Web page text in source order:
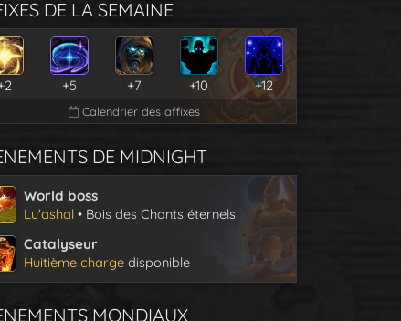
DE LA SEMAINE
+5 +7 +10 +12
Calendrier des affixes
DE MIDNIGHT
World boss
Lu'ashal • Bois des Chants éternels
Catalyseur
Huitième charge disponible
MONDIAUX